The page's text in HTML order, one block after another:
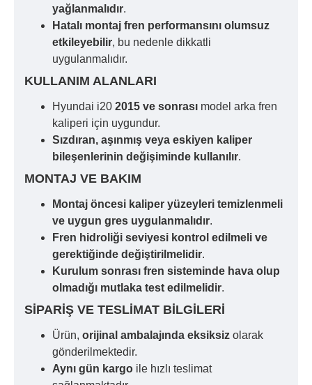
yağlanmalıdır.
Hatalı montaj fren performansını olumsuz
etkileyebilir, bu nedenle dikkatli
uygulanmalıdır.
KULLANIM ALANLARI
Hyundai i20 2015 ve sonrası model arka fren
kaliperi için uygundur.
Sızdıran, aşınmış veya eskiyen kaliper
bileşenlerinin değişiminde kullanılır.
MONTAJ VE BAKIM
Montaj öncesi kaliper yüzeyleri temizlenmeli
ve uygun gres uygulanmalıdır.
Fren hidroliği seviyesi kontrol edilmeli ve
gerektiğinde değiştirilmelidir.
Kurulum sonrası fren sisteminde hava olup
olmadığı mutlaka test edilmelidir.
SIPARIŞ VE TESLIMAT BILGILERI
Ürün, orijinal ambalajında eksiksiz olarak
gönderilmektedir.
Aynı gün kargo ile hızlı teslimat